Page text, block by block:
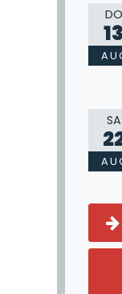
DO
13
SA